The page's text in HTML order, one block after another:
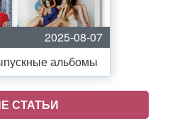
2025-08-07
альбомы
СТАТЬИ